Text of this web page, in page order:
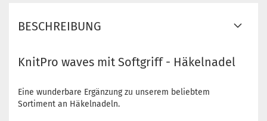
BESCHREIBUNG
KnitPro waves mit Softgriff - Häkelnadel
Eine wunderbare Ergänzung zu unserem beliebtem
Sortiment an Häkelnadeln.